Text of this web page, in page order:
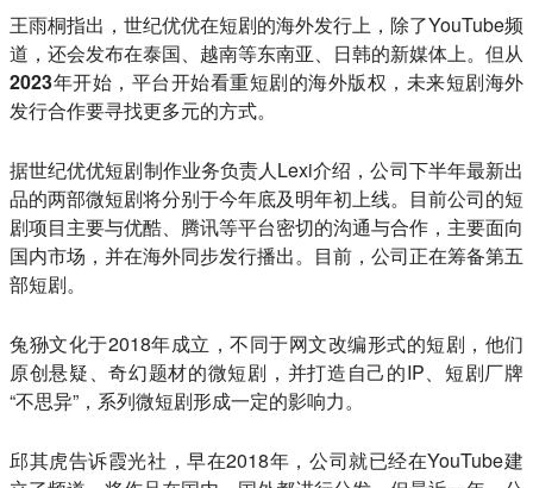
王雨桐指出，世纪优优在短剧的海外发行上，除了YouTube频
道，还会发布在泰国、越南等东南亚、日韩的新媒体上。 但从
2023年开始，平台开始看重短剧的海外版权 ，未来短剧海外
发行合作要寻找更多元的方式。
据世纪优优短剧制作业务负责人Lexi介绍，公司下半年最新出
品的两部微短剧将分别于今年底及明年初上线。目前公司的短
剧项目主要与优酷、腾讯等平台密切的沟通与合作，主要面向
国内市场，并在海外同步发行播出。目前，公司正在筹备第五
部短剧。
兔狲文化于2018年成立，不同于网文改编形式的短剧，他们
原创悬疑、奇幻题材的微短剧，并打造自己的IP、短剧厂牌
“不思异”，系列微短剧形成一定的影响力。
邱其虎告诉霞光社，早在2018年，公司就已经在YouTube建